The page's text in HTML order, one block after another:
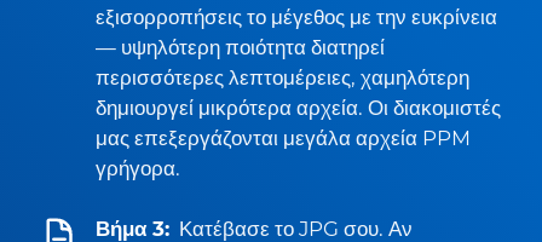
εξισορροπήσεις το μέγεθος με την ευκρίνεια
— υψηλότερη ποιότητα διατηρεί
περισσότερες λεπτομέρειες, χαμηλότερη
δημιουργεί μικρότερα αρχεία. Οι διακομιστές
μας επεξεργάζονται μεγάλα αρχεία PPM
γρήγορα.
Βήμα 3: Κατέβασε το JPG σου. Αν